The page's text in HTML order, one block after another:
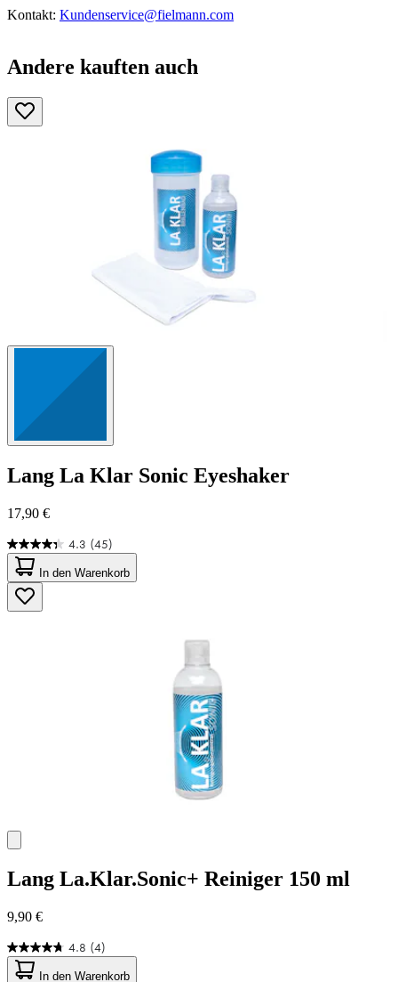
Kontakt: Kundenservice@fielmann.com
Andere kauften auch
Lang La Klar Sonic Eyeshaker
17,90 €
4.3 (45)
4.3
von
5
Sternen.
45
In den Warenkorb
Lang La.Klar.Sonic+ Reiniger 150 ml
9,90 €
4.8 (4)
4.8
von
In den Warenkorb